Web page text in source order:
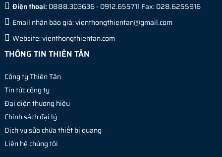
Điện thoại: 0888.303636 - 0912.655711 Fax: 028.6255916
Email nhận báo giá:vienthongthientan@gmail.com
Website:vienthongthientan.com
THÔNG TIN THIÊN TÂN
Công ty Thiên Tân
Tin tức công ty
Đại diện thương hiệu
Chính sách đại lý
Dịch vụ sửa chữa thiết bị quang
Liên hệ chúng tôi